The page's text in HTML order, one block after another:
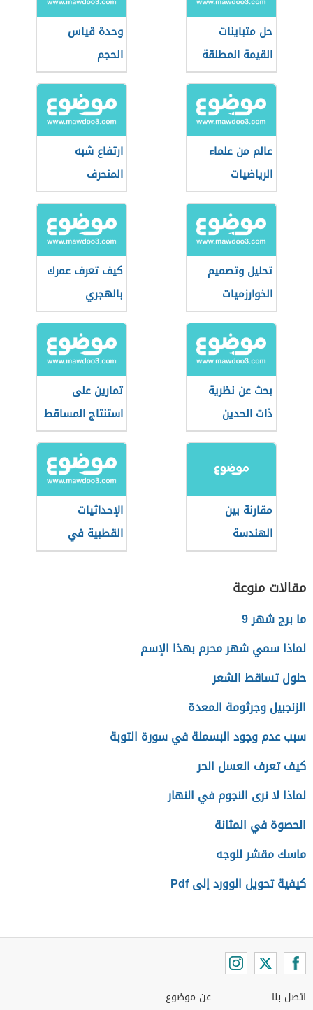
حل متباينات
القيمة المطلقة
وحدة قياس
الحجم
عالم من علماء
الرياضيات
ارتفاع شبه
المنحرف
تحليل وتصميم
الخوارزميات
كيف تعرف عمرك
بالهجري
بحث عن نظرية
ذات الحدين
تمارين على
استنتاج المساقط
في الرسم
الهندسي
مقارنة بين
الهندسة
الإقليدية
واللاإقليدية
الإحداثيات
القطبية في
الرياضيات
مقالات منوعة
ما برج شهر 9
لماذا سمي شهر محرم بهذا الإسم
حلول تساقط الشعر
الزنجبيل وجرثومة المعدة
سبب عدم وجود البسملة في سورة التوبة
كيف تعرف العسل الحر
لماذا لا نرى النجوم في النهار
الحصوة في المثانة
ماسك مقشر للوجه
كيفية تحويل الوورد إلى Pdf
اتصل بنا عن موضوع